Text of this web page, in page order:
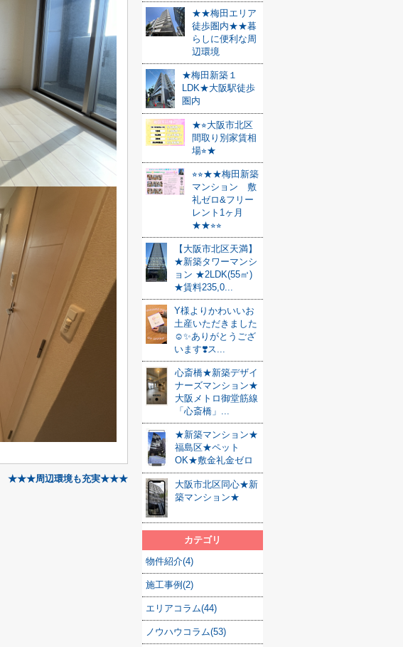
★★★周辺環境も充実★★★
★★梅田エリア
徒歩圏内★★暮
らしに便利な周
辺環境
★梅田新築１
LDK★大阪駅徒歩
圏内
★⭐︎大阪市北区
間取り別家賃相
場⭐︎★
⭐︎⭐︎★★梅田新築
マンション 敷
礼ゼロ&フリー
レント1ヶ月
★★⭐︎⭐︎
【大阪市北区天満】
★新築タワーマンシ
ョン ★2LDK(55㎡)
★賃料235,0...
Y様よりかわいいお
土産いただきました
☺️✨ありがとうござ
います❣️ス...
心斎橋★新築デザイ
ナーズマンション★
大阪メトロ御堂筋線
「心斎橋」...
★新築マンション★
福島区★ペット
OK★敷金礼金ゼロ
大阪市北区同心★新
築マンション★
カテゴリ
物件紹介(4)
施工事例(2)
エリアコラム(44)
ノウハウコラム(53)